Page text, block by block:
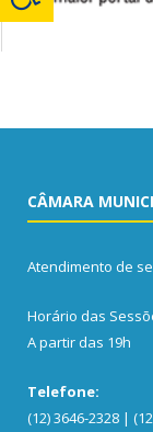
CÂMARA
Atendimento de
Horário das
A partir das 19h
Telefone:
(12) 3646-2328 |